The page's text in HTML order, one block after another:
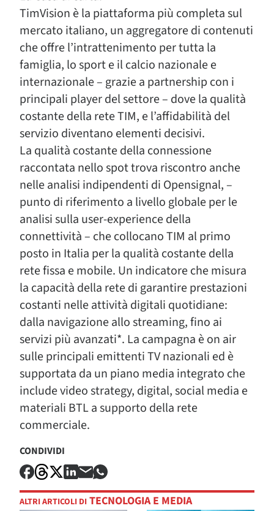
TimVision è la piattaforma più completa sul
mercato italiano, un aggregatore di contenuti
che offre l’intrattenimento per tutta la
famiglia, lo sport e il calcio nazionale e
internazionale – grazie a partnership con i
principali player del settore – dove la qualità
costante della rete TIM, e l’affidabilità del
servizio diventano elementi decisivi.
La qualità costante della connessione
raccontata nello spot trova riscontro anche
nelle analisi indipendenti di Opensignal, –
punto di riferimento a livello globale per le
analisi sulla user-experience della
connettività – che collocano TIM al primo
posto in Italia per la qualità costante della
rete fissa e mobile. Un indicatore che misura
la capacità della rete di garantire prestazioni
costanti nelle attività digitali quotidiane:
dalla navigazione allo streaming, fino ai
servizi più avanzati*. La campagna è on air
sulle principali emittenti TV nazionali ed è
supportata da un piano media integrato che
include video strategy, digital, social media e
materiali BTL a supporto della rete
commerciale.
CONDIVIDI
ALTRI ARTICOLI DI TECNOLOGIA E MEDIA